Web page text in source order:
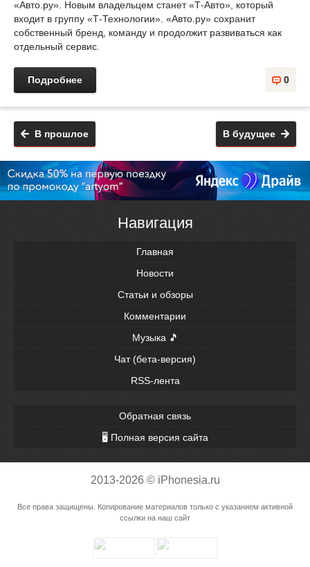
«Авто.ру». Новым владельцем станет «Т-Авто», который
входит в группу «Т-Технологии». «Авто.ру» сохранит
собственный бренд, команду и продолжит развиваться как
отдельный сервис.
Подробнее 0
В будущее
В прошлое
Навигация
Главная
Новости
Статьи и обзоры
Комментарии
Музыка 🎵
Чат (бета-версия)
RSS-лента
Обратная связь
🖥 Полная версия сайта
2013-2026 © iPhonesia.ru
Все права защищены. Копирование материалов только с указанием активной
ссылки на наш сайт